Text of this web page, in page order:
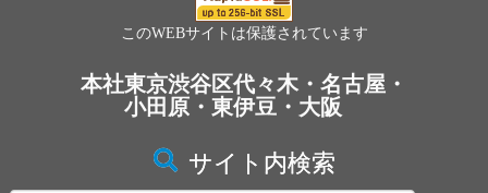
このWEBサイトは保護されています
本社東京渋谷区代々木・名古屋・
小田原・東伊豆・大阪
サイト内検索